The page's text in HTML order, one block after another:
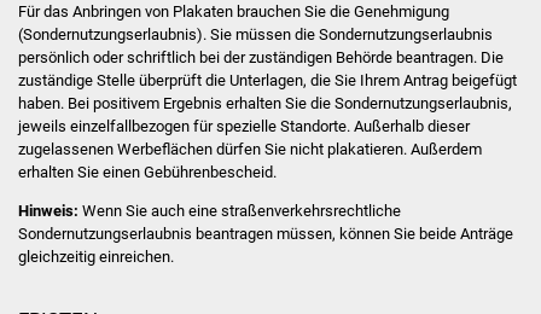
Kolping-Musikschule
Volkshochschule
Soziale Einrichtungen
Kirchen
Für das Anbringen von Plakaten brauchen Sie die Genehmigung
(Sondernutzungserlaubnis). Sie müssen die Sondernutzungserlaubnis
persönlich oder schriftlich bei der zuständigen Behörde beantragen. Die
zuständige Stelle überprüft die Unterlagen, die Sie Ihrem Antrag beigefügt
haben. Bei positivem Ergebnis erhalten Sie die Sondernutzungserlaubnis,
jeweils einzelfallbezogen für spezielle Standorte. Außerhalb dieser
zugelassenen Werbeflächen dürfen Sie nicht plakatieren. Außerdem
erhalten Sie einen Gebührenbescheid.
Hinweis: Wenn Sie auch eine straßenverkehrsrechtliche
Sondernutzungserlaubnis beantragen müssen, können Sie beide Anträge
gleichzeitig einreichen.